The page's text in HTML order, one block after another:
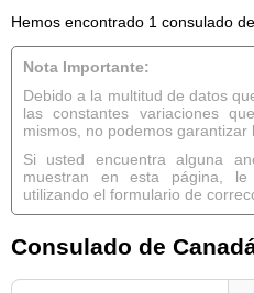
Hemos encontrado 1 consulado
Nota Importante:
Debido a la multitud de datos
las constantes variaciones
mismos, no podemos garantizar
Si usted encuentra alguna
muestran en esta página,
utilizando el formulario de
Consulado de